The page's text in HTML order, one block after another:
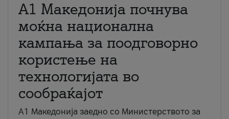
A1 Македонија почнува
моќна национална
кампања за поодговорно
користење на
технологијата во
сообраќајот
A1 Македонија заедно со Министерството за